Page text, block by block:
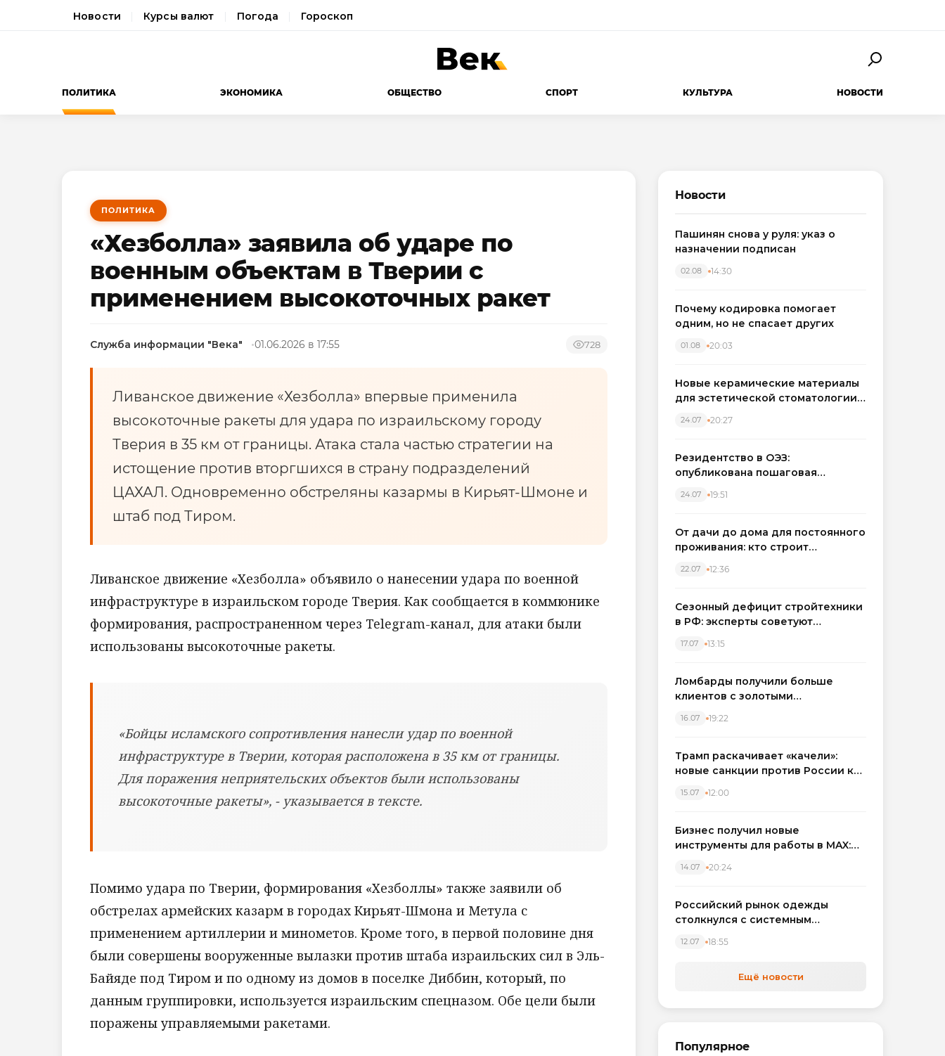
Новости Курсы валют Погода Гороскоп
ПОЛИТИКА ЭКОНОМИКА ОБЩЕСТВО СПОРТ КУЛЬТУРА НОВОСТИ
ПОЛИТИКА
«Хезболла» заявила об ударе по
военным объектам в Тверии с
применением высокоточных ракет
Служба информации "Века" 01.06.2026 в 17:55 728
Ливанское движение «Хезболла» впервые применила
высокоточные ракеты для удара по израильскому городу
Тверия в 35 км от границы. Атака стала частью стратегии на
истощение против вторгшихся в страну подразделений
ЦАХАЛ. Одновременно обстреляны казармы в Кирьят-Шмоне и
штаб под Тиром.
Ливанское движение «Хезболла» объявило о нанесении удара по военной
инфраструктуре в израильском городе Тверия. Как сообщается в коммюнике
формирования, распространенном через Telegram-канал, для атаки были
использованы высокоточные ракеты.
«Бойцы исламского сопротивления нанесли удар по военной
инфраструктуре в Тверии, которая расположена в 35 км от границы.
Для поражения неприятельских объектов были использованы
высокоточные ракеты», - указывается в тексте.
Помимо удара по Тверии, формирования «Хезболлы» также заявили об
обстрелах армейских казарм в городах Кирьят-Шмона и Метула с
применением артиллерии и минометов. Кроме того, в первой половине дня
были совершены вооруженные вылазки против штаба израильских сил в Эль-
Байяде под Тиром и по одному из домов в поселке Диббин, который, по
данным группировки, используется израильским спецназом. Обе цели были
поражены управляемыми ракетами.
Новости
Пашинян снова у руля: указ о
назначении подписан
02.08 14:30
Почему кодировка помогает
одним, но не спасает других
01.08 20:03
Новые керамические материалы
для эстетической стоматологии
24.07 20:27
Резидентство в ОЭЗ:
опубликована пошаговая
налоговых льгот для инвесторов
24.07 19:51
От дачи до дома для постоянного
проживания: кто строит
Западном регионе
22.07 12:36
Сезонный дефицит стройтехники
в РФ: эксперты советуют
17.07 13:15
Ломбарды получили больше
клиентов с золотыми
вырос на фоне подорожания
16.07 19:22
Трамп раскачивает «качели»:
новые санкции против России как
15.07 12:00
Бизнес получил новые
инструменты для работы в MAX:
автоматизируют обработку
14.07 20:24
Российский рынок одежды
столкнулся с системным
12.07 18:55
Ещё новости
Популярное